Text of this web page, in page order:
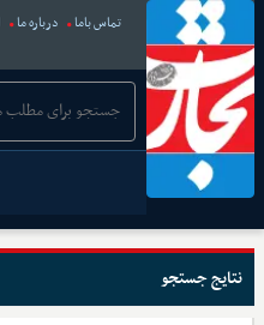
تماس باما درباره ما
نتایج جستجو